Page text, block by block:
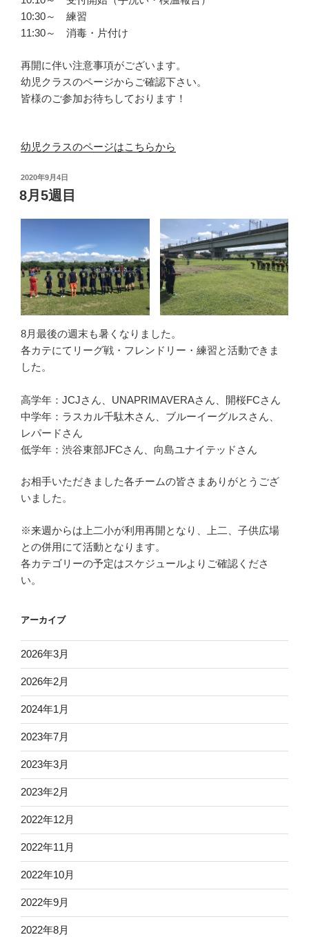
10:30～ 練習
11:30～ 消毒・片付け
再開に伴い注意事項がございます。
幼児クラスのページからご確認下さい。
皆様のご参加お待ちしております！
幼児クラスのページはこちらから
投
稿
日:
2020年9月4日
8月5週目
8月最後の週末も暑くなりました。
各カテにてリーグ戦・フレンドリー・練習と活動できま
した。
高学年：JCJさん、UNAPRIMAVERAさん、開桜FCさん
中学年：ラスカル千駄木さん、ブルーイーグルスさん、
レパードさん
低学年：渋谷東部JFCさん、向島ユナイテッドさん
お相手いただきました各チームの皆さまありがとうござ
いました。
※来週からは上二小が利用再開となり、上二、子供広場
との併用にて活動となります。
各カテゴリーの予定はスケジュールよりご確認くださ
い。
アーカイブ
2026年3月
2026年2月
2024年1月
2023年7月
2023年3月
2023年2月
2022年12月
2022年11月
2022年10月
2022年9月
2022年8月